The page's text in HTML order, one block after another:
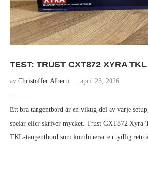
TEST: TRUST GXT872 XYRA TKL
av Christoffer Alberti april 23, 2026
Ett bra tangentbord är en viktig del av varje
spelar eller skriver mycket. Trust GXT872 Xyra
TKL-tangentbord som kombinerar en tydlig